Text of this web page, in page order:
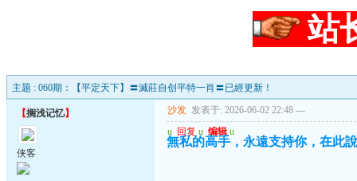
站
主题 : 060期：【平定天下】〓滅莊自创平特一肖〓已經更新！
【搁浅记忆】
侠客
沙发 发表于: 2026-06-02 22:48 ---
u 回复 u 编辑 u
無私的高手，永遠支持你，在此